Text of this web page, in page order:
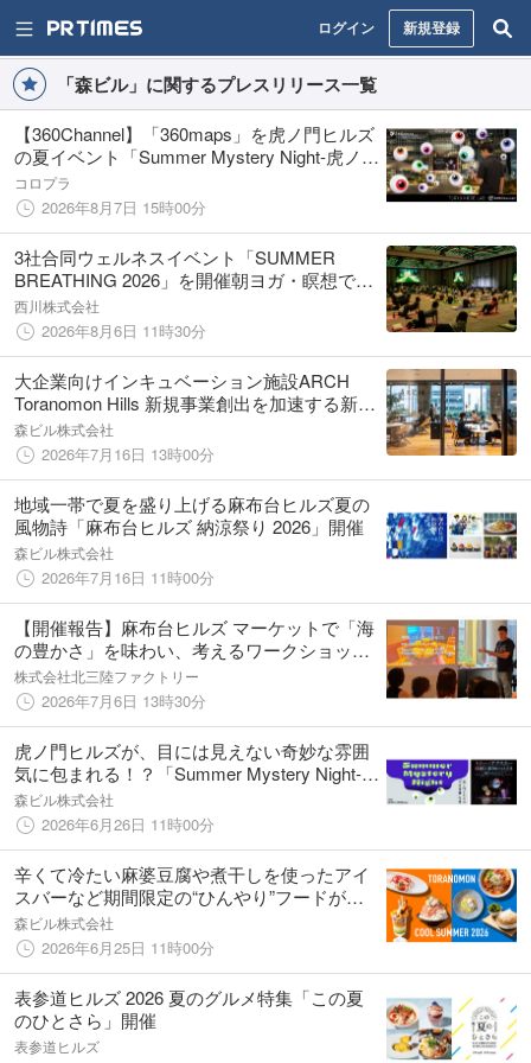
ログイン 新規登録
「森ビル」に関するプレスリリース一覧
【360Channel】「360maps」を虎ノ門ヒルズ
の夏イベント「Summer Mystery Night-虎ノ門
ヒルズの“不可思議”な夜- 」の案内システムに
採用
コロプラ
2026年8月7日 15時00分
3社合同ウェルネスイベント「SUMMER
BREATHING 2026」を開催朝ヨガ・瞑想で
82%が自律神経の整った「高パフォーマンス
状態」にシフトしたことを実証
西川株式会社
2026年8月6日 11時30分
大企業向けインキュベーション施設ARCH
Toranomon Hills 新規事業創出を加速する新サ
ービス「ARCH Booster Plan」を開始
森ビル株式会社
2026年7月16日 13時00分
地域一帯で夏を盛り上げる麻布台ヒルズ夏の
風物詩「麻布台ヒルズ 納涼祭り 2026」開催
森ビル株式会社
2026年7月16日 11時00分
【開催報告】麻布台ヒルズ マーケットで「海
の豊かさ」を味わい、考えるワークショップ
を実施！ウニを食べて、海洋環境改善に参加
する方法
株式会社北三陸ファクトリー
2026年7月6日 13時30分
虎ノ門ヒルズが、目には見えない奇妙な雰囲
気に包まれる！？「Summer Mystery Night-虎
ノ門ヒルズの“不可思議”な夜-」開催
森ビル株式会社
2026年6月26日 11時00分
辛くて冷たい麻婆豆腐や煮干しを使ったアイ
スバーなど期間限定の“ひんやり”フードが集
結「TORANOMON COOL SUMMER 2026」
開催
森ビル株式会社
2026年6月25日 11時00分
表参道ヒルズ 2026 夏のグルメ特集「この夏
のひとさら」開催
表参道ヒルズ